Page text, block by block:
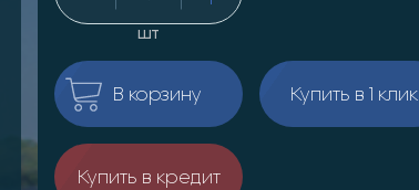
шт
В корзину Купить в 1 клик
Купить в кредит